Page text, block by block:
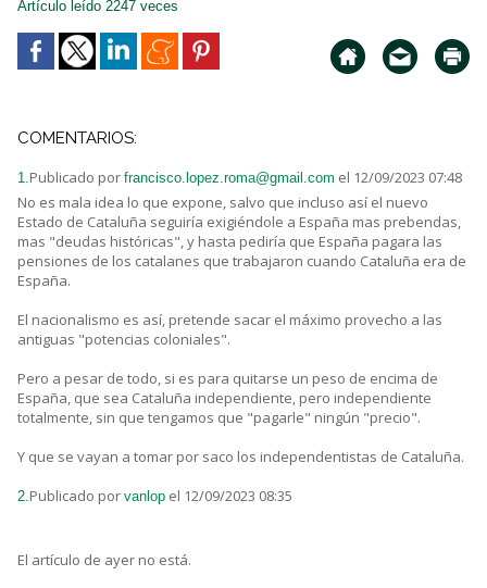
Artículo leído 2247 veces
COMENTARIOS:
1.Publicado por francisco.lopez.roma@gmail.com el 12/09/2023 07:48
No es mala idea lo que expone, salvo que incluso así el nuevo
Estado de Cataluña seguiría exigiéndole a España mas prebendas,
mas "deudas históricas", y hasta pediría que España pagara las
pensiones de los catalanes que trabajaron cuando Cataluña era de
España.
El nacionalismo es así, pretende sacar el máximo provecho a las
antiguas "potencias coloniales".
Pero a pesar de todo, si es para quitarse un peso de encima de
España, que sea Cataluña independiente, pero independiente
totalmente, sin que tengamos que "pagarle" ningún "precio".
Y que se vayan a tomar por saco los independentistas de Cataluña.
2.Publicado por vanlop el 12/09/2023 08:35
El artículo de ayer no está.